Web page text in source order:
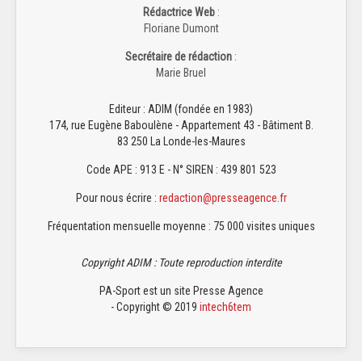
Rédactrice Web:
Floriane Dumont
Secrétaire de rédaction :
Marie Bruel
Editeur : ADIM (fondée en 1983)
174, rue Eugène Baboulène - Appartement 43 - Bâtiment B.
83 250 La Londe-les-Maures
Code APE : 913 E - N° SIREN : 439 801 523
Pour nous écrire : redaction@presseagence.fr
Fréquentation mensuelle moyenne : 75 000 visites uniques
Copyright ADIM : Toute reproduction interdite
PA-Sport est un site Presse Agence
- Copyright © 2019 intech6tem